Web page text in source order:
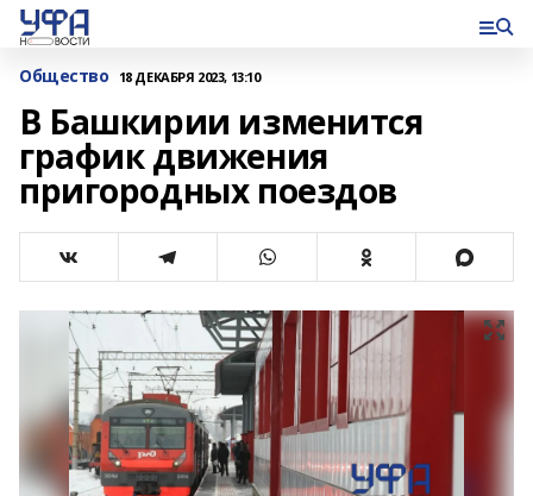
Общество 18 ДЕКАБРЯ 2023, 13:10
В Башкирии изменится
график движения
пригородных поездов